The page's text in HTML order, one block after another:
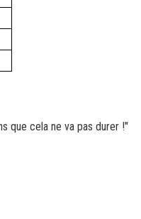
que cela ne va pas durer !"